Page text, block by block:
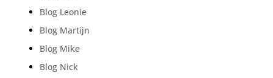
Blog Leonie
Blog Martijn
Blog Mike
Blog Nick